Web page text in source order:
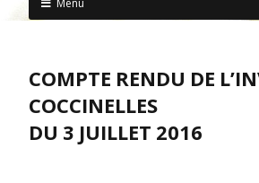
Menu
COMPTE RENDU DE
COCCINELLES
DU 3 JUILLET 2016